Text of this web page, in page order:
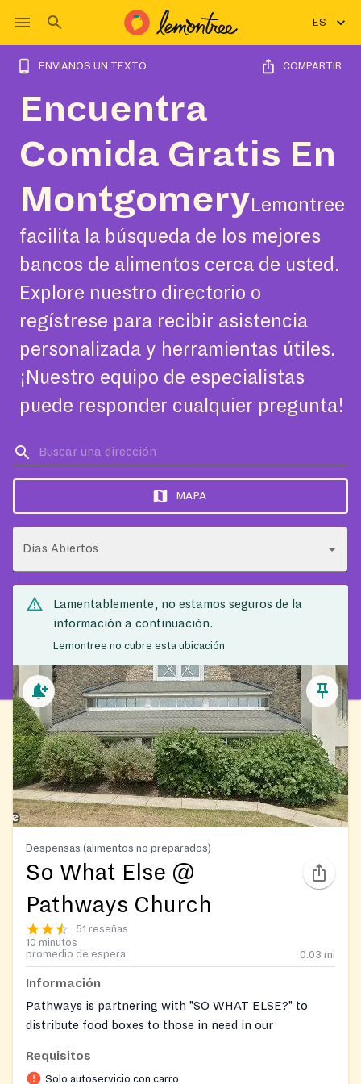
ES
ENVÍANOS UN TEXTO COMPARTIR
Encuentra
Comida Gratis En
Montgomery Lemontree
facilita la búsqueda de los mejores
bancos de alimentos cerca de usted.
Explore nuestro directorio o
regístrese para recibir asistencia
personalizada y herramientas útiles.
¡Nuestro equipo de especialistas
puede responder cualquier pregunta!
MAPA
Días Abiertos
Lamentablemente, no estamos seguros de la
información a continuación.
Lemontree no cubre esta ubicación
Despensas (alimentos no preparados)
So What Else @
Pathways Church
51 reseñas
10 minutos
promedio de espera
0.03 mi
Información
Pathways is partnering with "SO WHAT ELSE?" to
distribute food boxes to those in need in our
Every Thursday, from 10a-12Noon, you will see
Requisitos
Solo autoservicio con carro